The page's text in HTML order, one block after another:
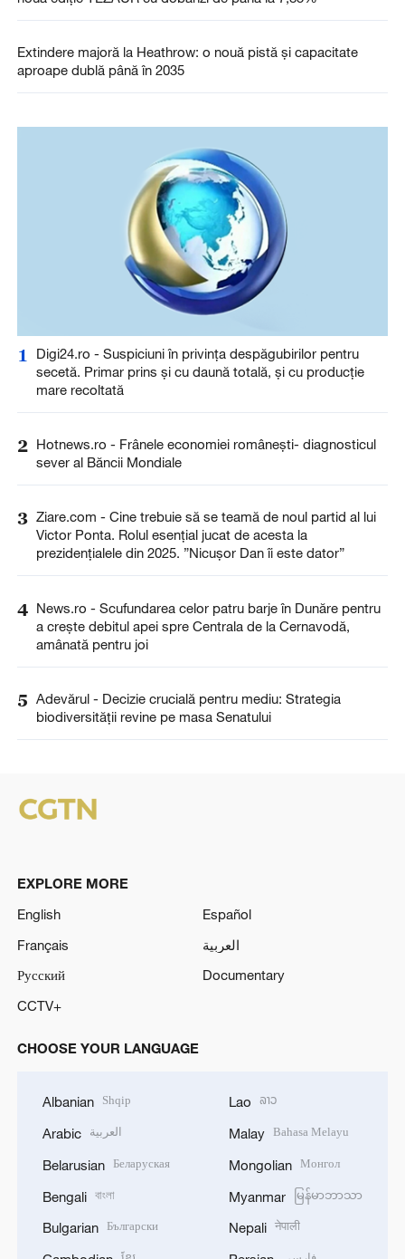
Extindere majoră la Heathrow: o nouă pistă și capacitate
aproape dublă până în 2035
1
Digi24.ro - Suspiciuni în privința despăgubirilor pentru
secetă. Primar prins și cu daună totală, și cu producție
mare recoltată
2 Hotnews.ro - Frânele economiei românești- diagnosticul
sever al Băncii Mondiale
3 Ziare.com - Cine trebuie să se teamă de noul partid al lui
Victor Ponta. Rolul esențial jucat de acesta la
prezidențialele din 2025. ”Nicușor Dan îi este dator”
4 News.ro - Scufundarea celor patru barje în Dunăre pentru
a creşte debitul apei spre Centrala de la Cernavodă,
amânată pentru joi
5 Adevărul - Decizie crucială pentru mediu: Strategia
biodiversității revine pe masa Senatului
EXPLORE MORE
English
Español
Français
العربية
Русский
Documentary
CCTV+
CHOOSE YOUR LANGUAGE
Albanian Shqip
Arabic العربية
Belarusian Беларуская
Bengali বাংলা
Bulgarian Български
Lao ລາວ
Malay Bahasa Melayu
Mongolian Монгол
Myanmar မြန်မာဘာသာ
Nepali नेपाली